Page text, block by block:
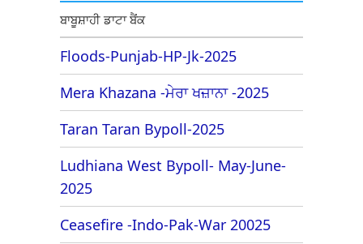
ਬਾਬੂਸ਼ਾਹੀ ਡਾਟਾ ਬੈਂਕ
Floods-Punjab-HP-Jk-2025
Mera Khazana -ਮੇਰਾ ਖਜ਼ਾਨਾ -2025
Taran Taran Bypoll-2025
Ludhiana West Bypoll- May-June-
2025
Ceasefire -Indo-Pak-War 20025